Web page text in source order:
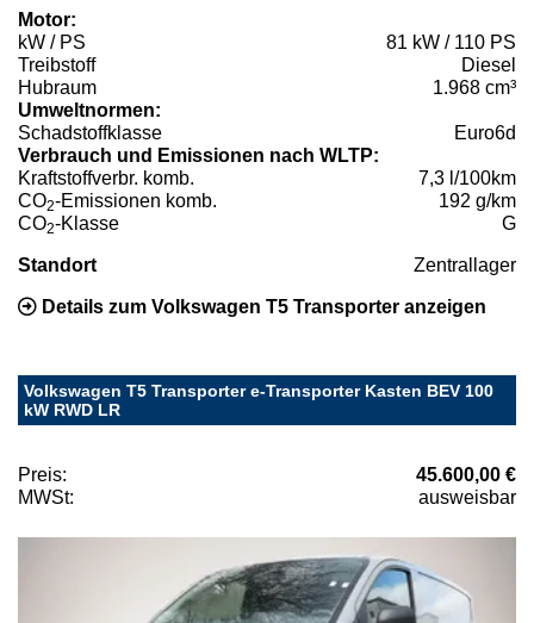
Motor:
kW / PS
81 kW / 110 PS
Treibstoff
Diesel
Hubraum
1.968 cm³
Umweltnormen:
Schadstoffklasse
Euro6d
Verbrauch und Emissionen nach WLTP:
Kraftstoffverbr. komb.
7,3 l/100km
CO2-Emissionen komb.
192 g/km
CO2-Klasse G
Standort Zentrallager
Details zum Volkswagen T5 Transporter anzeigen
Volkswagen T5 Transporter e-Transporter Kasten BEV 100
kW RWD LR
Preis:
45.600,00 €
MWSt:
ausweisbar